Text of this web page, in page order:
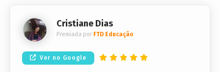
Cristiane Dias
Premiada por FTD Educação
Ver no Google